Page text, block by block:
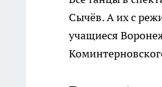
Сычёв. А их с
учащиеся